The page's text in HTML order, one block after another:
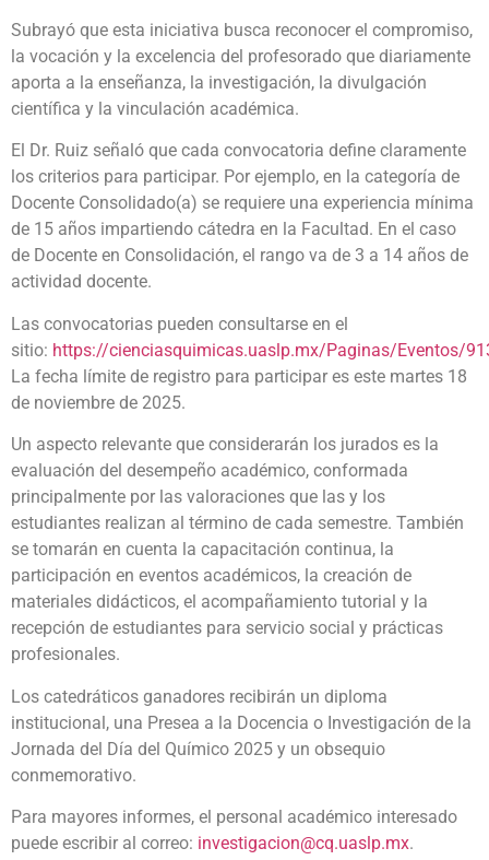
Subrayó que esta iniciativa busca reconocer el compromiso,
la vocación y la excelencia del profesorado que diariamente
aporta a la enseñanza, la investigación, la divulgación
científica y la vinculación académica.
El Dr. Ruiz señaló que cada convocatoria define claramente
los criterios para participar. Por ejemplo, en la categoría de
Docente Consolidado(a) se requiere una experiencia mínima
de 15 años impartiendo cátedra en la Facultad. En el caso
de Docente en Consolidación, el rango va de 3 a 14 años de
actividad docente.
Las convocatorias pueden consultarse en el
sitio: https://cienciasquimicas.uaslp.mx/Paginas/Eventos/
La fecha límite de registro para participar es este martes 18
de noviembre de 2025.
Un aspecto relevante que considerarán los jurados es la
evaluación del desempeño académico, conformada
principalmente por las valoraciones que las y los
estudiantes realizan al término de cada semestre. También
se tomarán en cuenta la capacitación continua, la
participación en eventos académicos, la creación de
materiales didácticos, el acompañamiento tutorial y la
recepción de estudiantes para servicio social y prácticas
profesionales.
Los catedráticos ganadores recibirán un diploma
institucional, una Presea a la Docencia o Investigación de la
Jornada del Día del Químico 2025 y un obsequio
conmemorativo.
Para mayores informes, el personal académico interesado
puede escribir al correo: investigacion@cq.uaslp.mx.